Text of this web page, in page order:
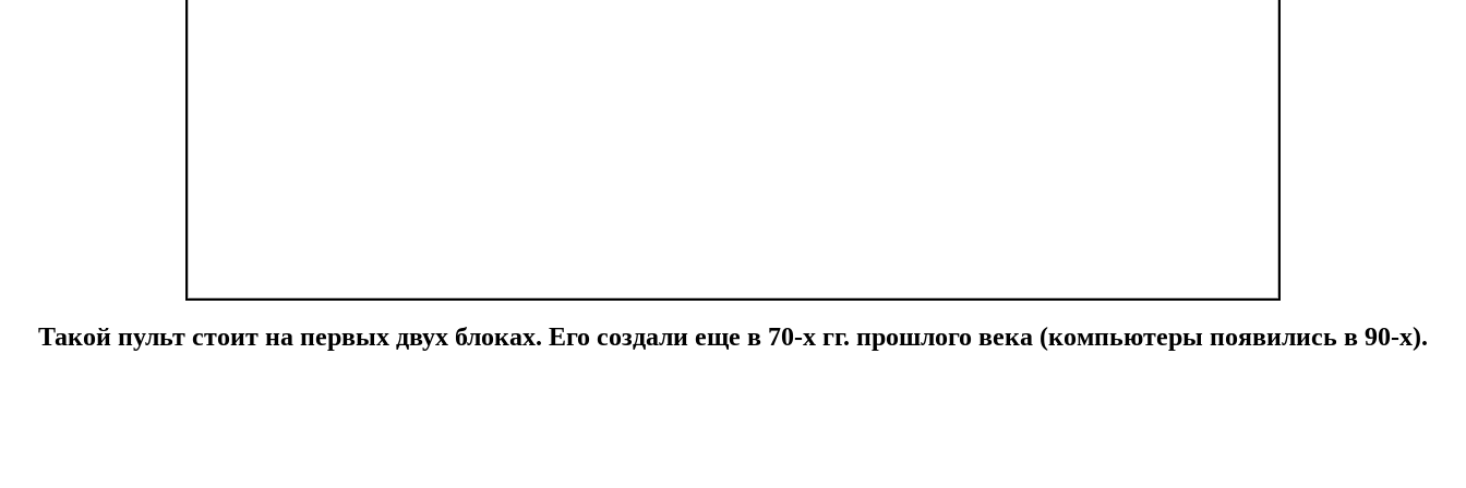
Такой пульт стоит на первых двух блоках. Его создали еще в 70-х гг. прошлого века (компьютеры появились в 90-х).